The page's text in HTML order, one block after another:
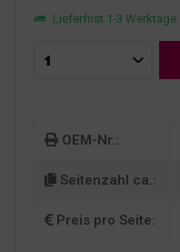
Lieferfrist 1-3 Werktage
OEM-Nr.:
Seitenzahl ca.:
Preis pro Seite: